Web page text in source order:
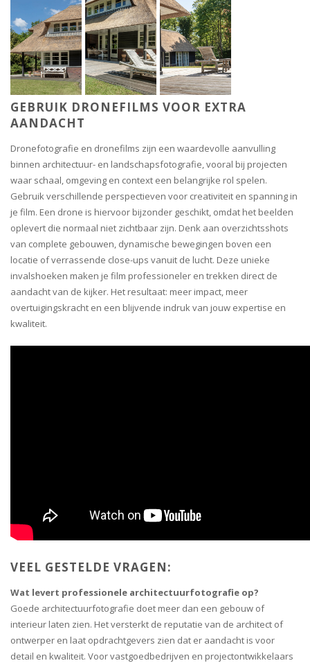
GEBRUIK DRONEFILMS VOOR EXTRA
AANDACHT
Dronefotografie en dronefilms zijn een waardevolle aanvulling
binnen architectuur- en landschapsfotografie, vooral bij projecten
waar schaal, omgeving en context een belangrijke rol spelen.
Gebruik verschillende perspectieven voor creativiteit en spanning in
je film. Een drone is hiervoor bijzonder geschikt, omdat het beelden
oplevert die normaal niet zichtbaar zijn. Denk aan overzichtsshots
van complete gebouwen, dynamische bewegingen boven een
locatie of verrassende close-ups vanuit de lucht. Deze unieke
invalshoeken maken je film professioneler en trekken direct de
aandacht van de kijker. Het resultaat: meer impact, meer
overtuigingskracht en een blijvende indruk van jouw expertise en
kwaliteit.
VEEL GESTELDE VRAGEN:
Wat levert professionele architectuurfotografie op?
Goede architectuurfotografie doet meer dan een gebouw of
interieur laten zien. Het versterkt de reputatie van de architect of
ontwerper en laat opdrachtgevers zien dat er aandacht is voor
detail en kwaliteit. Voor vastgoedbedrijven en projectontwikkelaars